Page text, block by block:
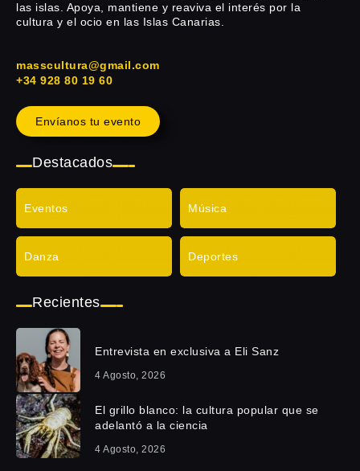
las islas. Apoya, mantiene y reaviva el interés por la
cultura y el ocio en las Islas Canarias.
masscultura@gmail.com
+34 928 80 19 60
Envíanos tu evento
Destacados
Eventos Música
Danza Deportes
Recientes
Entrevista en exclusiva a Eli Sanz
4 Agosto, 2026
El grillo blanco: la cultura popular que se
adelantó a la ciencia
4 Agosto, 2026